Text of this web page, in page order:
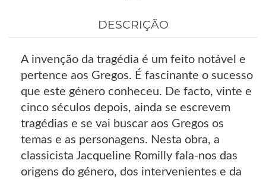
DESCRIÇÃO
A invenção da tragédia é um feito notável e
pertence aos Gregos. É fascinante o sucesso
que este género conheceu. De facto, vinte e
cinco séculos depois, ainda se escrevem
tragédias e se vai buscar aos Gregos os
temas e as personagens. Nesta obra, a
classicista Jacqueline Romilly fala-nos das
origens do género, dos intervenientes e da